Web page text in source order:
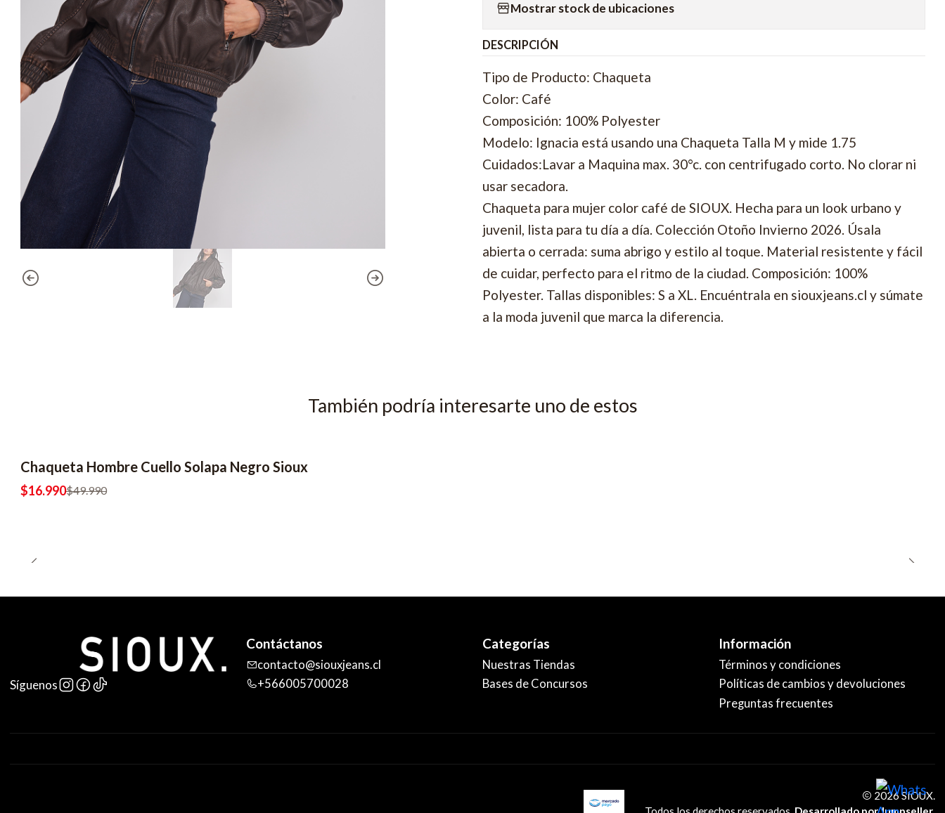
Mostrar stock de ubicaciones
DESCRIPCIÓN
Tipo de Producto: Chaqueta
Color: Café
Composición: 100% Polyester
Modelo: Ignacia está usando una Chaqueta Talla M y mide 1.75
Cuidados:Lavar a Maquina max. 30°c. con centrifugado corto. No clorar ni
usar secadora.
Chaqueta para mujer color café de SIOUX. Hecha para un look urbano y
juvenil, lista para tu día a día. Colección Otoño Invierno 2026. Úsala
abierta o cerrada: suma abrigo y estilo al toque. Material resistente y fácil
de cuidar, perfecto para el ritmo de la ciudad. Composición: 100%
Polyester. Tallas disponibles: S a XL. Encuéntrala en siouxjeans.cl y súmate
a la moda juvenil que marca la diferencia.
También podría interesarte uno de estos
-66% OFF
Chaqueta Hombre Cuello Solapa Negro Sioux
$16.990$49.990
Síguenos
Contáctanos
contacto@siouxjeans.cl
+566005700028
Categorías
Nuestras Tiendas
Bases de Concursos
Información
Términos y condiciones
Políticas de cambios y devoluciones
Preguntas frecuentes
2026 SIOUX.